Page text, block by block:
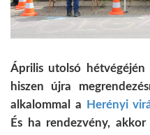
Április utolsó hétvégéjén
hiszen újra
alkalommal a
Herényi
És ha rendezvény,